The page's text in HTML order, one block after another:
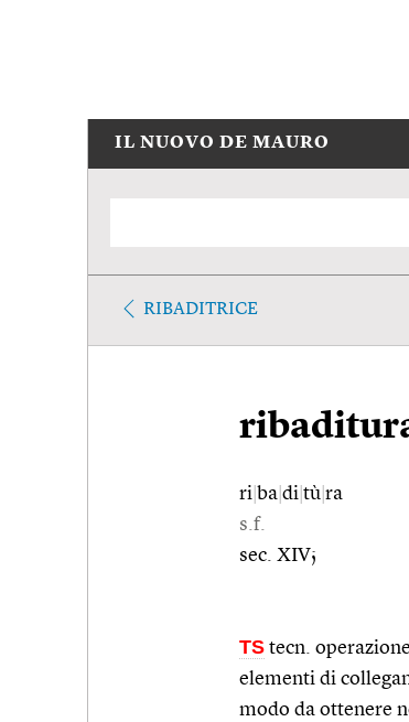
IL NUOVO DE MAURO
RIBADITRICE
ri ba di tù ra
s.f.
sec. XIV;
TS tecn.
elementi di
modo da ottenere